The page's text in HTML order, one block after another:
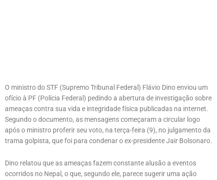
O ministro do STF (Supremo Tribunal Federal) Flávio Dino enviou um
ofício à PF (Polícia Federal) pedindo a abertura de investigação sobre
ameaças contra sua vida e integridade física publicadas na internet.
Segundo o documento, as mensagens começaram a circular logo
após o ministro proferir seu voto, na terça-feira (9), no julgamento da
trama golpista, que foi para condenar o ex-presidente Jair Bolsonaro.
Dino relatou que as ameaças fazem constante alusão a eventos
ocorridos no Nepal, o que, segundo ele, parece sugerir uma ação